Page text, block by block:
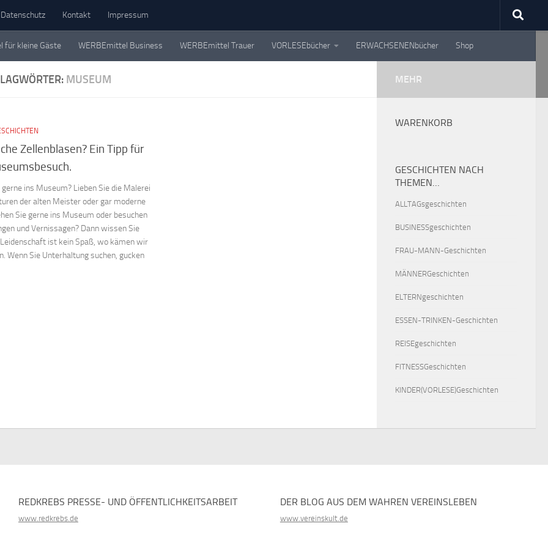
Datenschutz Kontakt Impressum
Einzeln, in Büchern und als Werbemittel.
für kleine Gäste WERBEmittel Business WERBEmittel Trauer VORLESEbücher ERWACHSENENbücher Shop
MUSEUM
Zellenblasen? Ein Tipp für
gerne ins Museum? Lieben Sie die Malerei
der alten Meister oder gar moderne
Sie gerne ins Museum oder besuchen
und Vernissagen? Dann wissen Sie
ist kein Spaß, wo kämen wir
Wenn Sie Unterhaltung suchen, gucken
MEHR
WARENKORB
GESCHICHTEN NACH
THEMEN…
ALLTAGsgeschichten
BUSINESSgeschichten
FRAU-MANN-Geschichten
MÄNNERGeschichten
ELTERNgeschichten
ESSEN-TRINKEN-Geschichten
REISEgeschichten
FITNESSGeschichten
KINDER(VORLESE)Geschichten
REDKREBS PRESSE- UND ÖFFENTLICHKEITSARBEIT
www.redkrebs.de
DER BLOG AUS DEM WAHREN VEREINSLEBEN
www.vereinskult.de